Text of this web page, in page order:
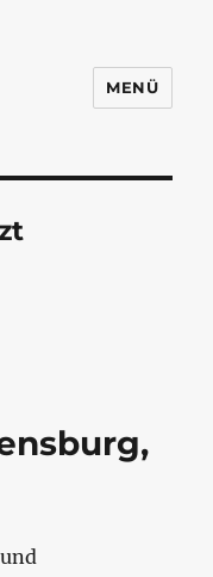
MENÜ